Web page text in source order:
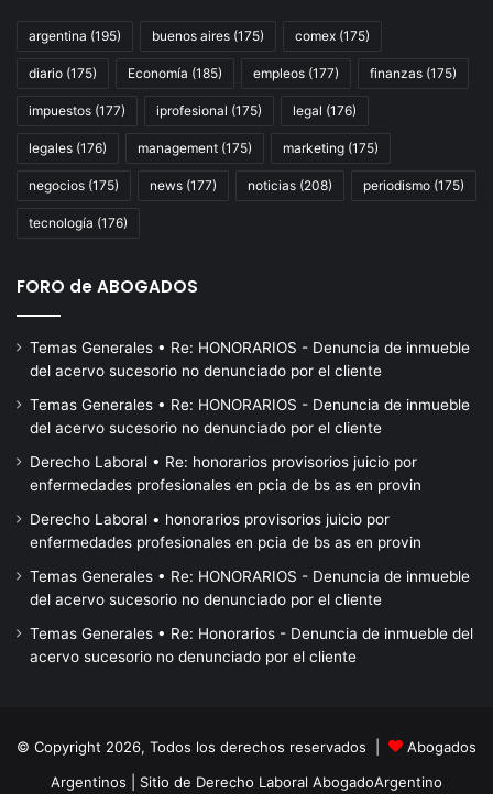
la
mejorará
2027
argentina (195) buenos aires (175) comex (175)
diario (175) Economía (185) empleos (177) finanzas (175)
impuestos (177) iprofesional (175) legal (176)
legales (176) management (175) marketing (175)
negocios (175) news (177) noticias (208) periodismo (175)
tecnología (176)
FORO de ABOGADOS
Temas Generales • Re: HONORARIOS - Denuncia de inmueble
del acervo sucesorio no denunciado por el cliente
Temas Generales • Re: HONORARIOS - Denuncia de inmueble
del acervo sucesorio no denunciado por el cliente
Derecho Laboral • Re: honorarios provisorios juicio por
enfermedades profesionales en pcia de bs as en provin
Derecho Laboral • honorarios provisorios juicio por
enfermedades profesionales en pcia de bs as en provin
Temas Generales • Re: HONORARIOS - Denuncia de inmueble
del acervo sucesorio no denunciado por el cliente
Temas Generales • Re: Honorarios - Denuncia de inmueble del
acervo sucesorio no denunciado por el cliente
© Copyright 2026, Todos los derechos reservados |
Abogados
Argentinos | Sitio de Derecho Laboral AbogadoArgentino